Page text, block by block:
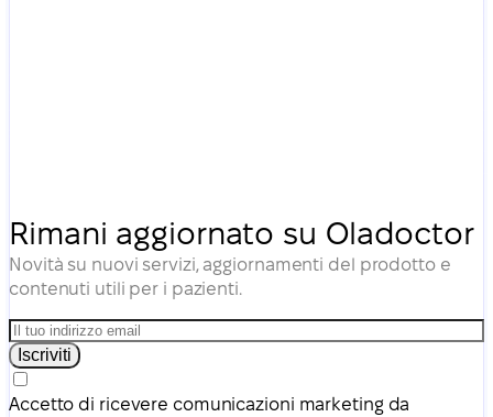
Rimani aggiornato su Oladoctor
Novità su nuovi servizi, aggiornamenti del prodotto e
contenuti utili per i pazienti.
Iscriviti
Accetto di ricevere comunicazioni marketing da